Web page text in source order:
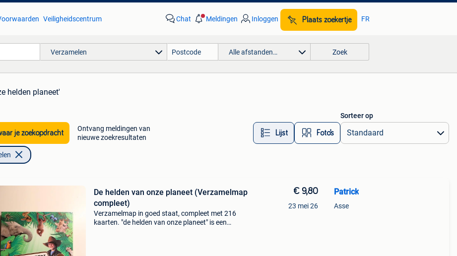
Veiligheidscentrum Chat Meldingen Inloggen Plaats zoekertje FR
Verzamelen Alle afstanden… Zoek
helden planeet'
je zoekopdracht
Ontvang meldingen van
nieuwe zoekresultaten
Lijst Foto’s
Sorteer op
De helden van onze planeet (Verzamelmap
compleet)
Verzamelmap in goed staat, compleet met 216
kaarten. "de helden van onze planeet" is een
€ 9,80
23 mei 26
Patrick
Asse